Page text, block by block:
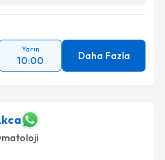
Yarın
10:00 Daha Fazla